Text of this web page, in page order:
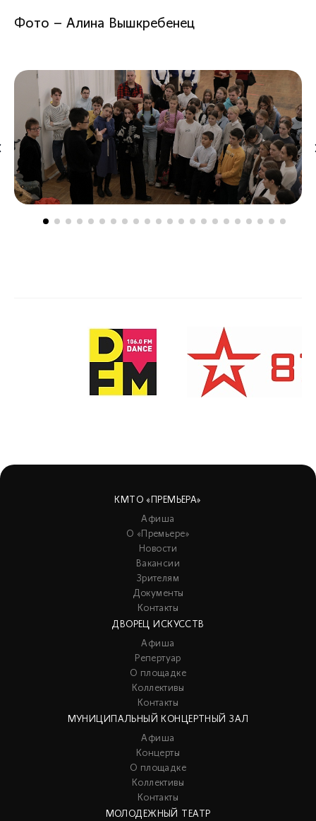
Фото – Алина Вышкребенец
КМТО «ПРЕМЬЕРА»
Афиша
О «Премьере»
Новости
Вакансии
Зрителям
Документы
Контакты
ДВОРЕЦ ИСКУССТВ
Афиша
Репертуар
О площадке
Коллективы
Контакты
МУНИЦИПАЛЬНЫЙ КОНЦЕРТНЫЙ ЗАЛ
Афиша
Концерты
О площадке
Коллективы
Контакты
МОЛОДЕЖНЫЙ ТЕАТР